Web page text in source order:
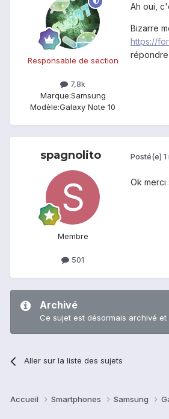
Responsable de section
7,8k
Marque:Samsung
Modèle:Galaxy Note 10
Ah oui,
Bizarre
https://
répondre
spagnolito
Membre
501
Posté(e)
Ok merci
Archivé
Ce sujet est désormais archivé
Aller sur la liste des sujets
Accueil Smartphones Samsung